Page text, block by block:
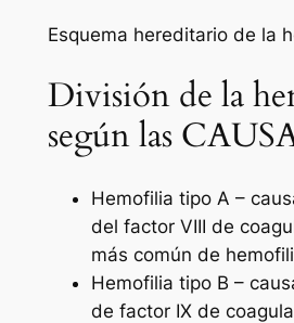
Esquema hereditario de la
División de la
según las
Hemofilia tipo A –
del factor VIII de
más común de
Hemofilia tipo B –
de factor IX de